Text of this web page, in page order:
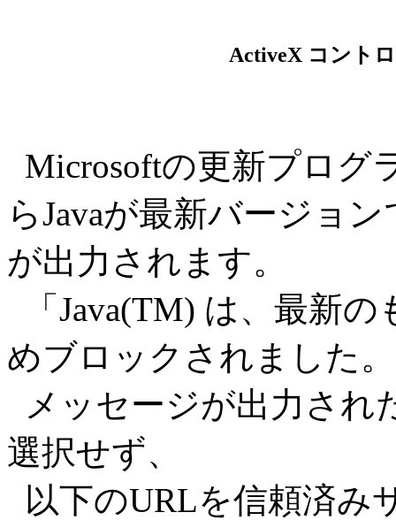
ActiveX コント
Microsoftの更新プログ
らJavaが最新バージョ
が出力されます。
「Java(TM) は、最新
めブロックされました
メッセージが出力され
選択せず、
以下のURLを信頼済み